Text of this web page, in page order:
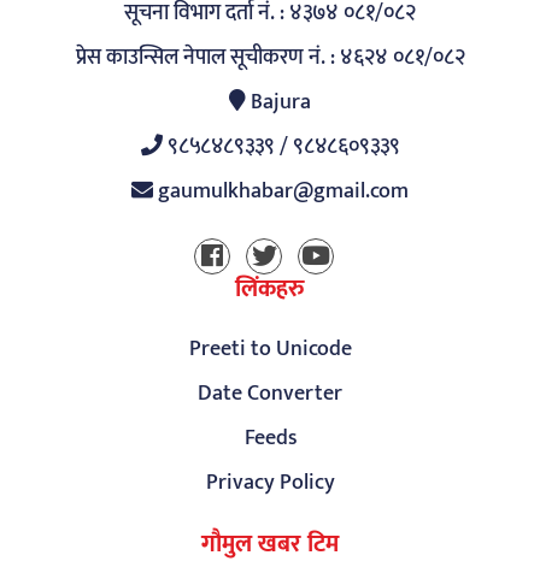
सूचना विभाग दर्ता नं. : ४३७४ ०८१/०८२
प्रेस काउन्सिल नेपाल सूचीकरण नं. : ४६२४ ०८१/०८२
Bajura
९८५८४८९३३९ / ९८४८६०९३३९
gaumulkhabar@gmail.com
लिंकहरु
Preeti to Unicode
Date Converter
Feeds
Privacy Policy
गौमुल खबर टिम